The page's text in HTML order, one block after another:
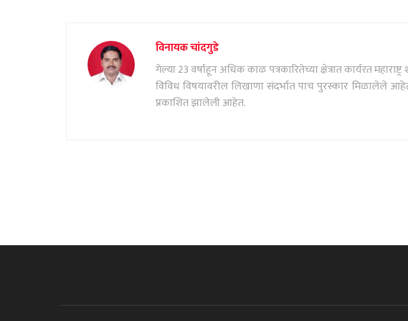
विनायक चांदगुडे
गेल्या 23 वर्षाहून अधिक काळ पत्रकारितेच्या क्षेत्रात कार्यरत
विविध विषयावरील लिखाणा संदर्भात पाच पुरस्कार मिळालेले
प्रकाशित झालेली आहेत.